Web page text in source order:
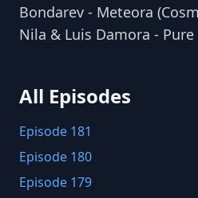
Bondarev - Meteora
Nila & Luis Damora -
All Episodes
Episode 181
Episode 180
Episode 179